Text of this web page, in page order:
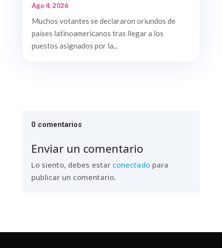
Ago 4, 2026
Muchos votantes se declararon oriundos de
países latinoamericanos tras llegar a los
puestos asignados por la...
0 comentarios
Enviar un comentario
Lo siento, debes estar conectadopara
publicar un comentario.